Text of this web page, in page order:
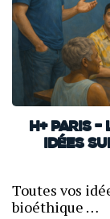
H+ Paris
idées
Toutes vos
bioéthique …